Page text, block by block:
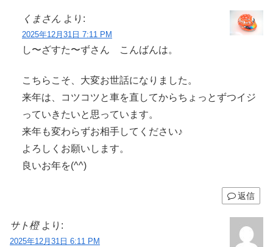
くまさん より:
2025年12月31日 7:11 PM
し〜ざすた〜ずさん こんばんは。
こちらこそ、大変お世話になりました。
来年は、コツコツと車を直してからちょっとずつイジ
っていきたいと思っています。
来年も変わらずお相手してください♪
よろしくお願いします。
良いお年を(^^)
返信
サト橙 より:
2025年12月31日 6:11 PM